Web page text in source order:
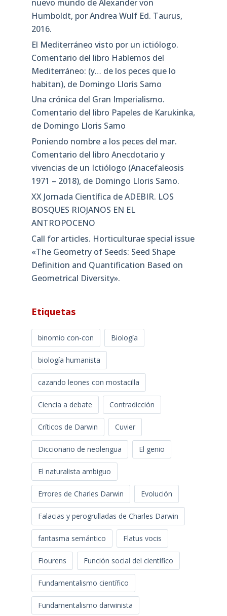
nuevo mundo de Alexander von
Humboldt, por Andrea Wulf Ed. Taurus,
2016.
El Mediterráneo visto por un ictiólogo.
Comentario del libro Hablemos del
Mediterráneo: (y… de los peces que lo
habitan), de Domingo Lloris Samo
Una crónica del Gran Imperialismo.
Comentario del libro Papeles de Karukinka,
de Domingo Lloris Samo
Poniendo nombre a los peces del mar.
Comentario del libro Anecdotario y
vivencias de un Ictiólogo (Anacefaleosis
1971 – 2018), de Domingo Lloris Samo.
XX Jornada Científica de ADEBIR. LOS
BOSQUES RIOJANOS EN EL
ANTROPOCENO
Call for articles. Horticulturae special issue
«The Geometry of Seeds: Seed Shape
Definition and Quantification Based on
Geometrical Diversity»​.
Etiquetas
binomio con-con Biología
biología humanista
cazando leones con mostacilla
Ciencia a debate Contradicción
Críticos de Darwin Cuvier
Diccionario de neolengua El genio
El naturalista ambiguo
Errores de Charles Darwin Evolución
Falacias y perogrulladas de Charles Darwin
fantasma semántico Flatus vocis
Flourens Función social del científico
Fundamentalismo científico
Fundamentalismo darwinista